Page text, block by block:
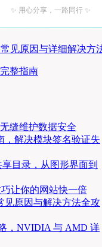
✨ 用心分享，一路同行 ✨
见原因与详细解决方
整指南
缝维护数据安全
，解决模块签名验证失
目录，从图形界面到
让你的网站快一倍
见原因与解决方法全攻
，NVIDIA 与 AMD 详